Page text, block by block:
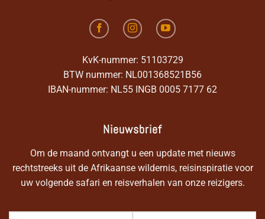
KvK-nummer: 51103729
BTW nummer: NL001368521B56
IBAN-nummer: NL55 INGB 0005 7177 62
Nieuwsbrief
Om de maand ontvangt u een update met nieuws
rechtstreeks uit de Afrikaanse wildernis, reisinspiratie voor
uw volgende safari en reisverhalen van onze reizigers.